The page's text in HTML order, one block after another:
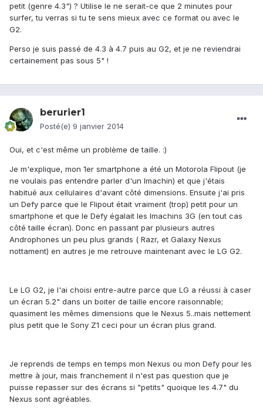
petit (genre 4.3") ? Utilise le ne serait-ce que 2 minutes pour
surfer, tu verras si tu te sens mieux avec ce format ou avec le
G2.
Perso je suis passé de 4.3 à 4.7 puis au G2, et je ne reviendrai
certainement pas sous 5" !
berurier1
Posté(e) 9 janvier 2014
Oui, et c'est même un problème de taille. :)
Je m'explique, mon 1er smartphone a été un Motorola Flipout (je
ne voulais pas entendre parler d'un Imachin) et que j'étais
habitué aux cellulaires d'avant côté dimensions. Ensuite j'ai pris
un Defy parce que le Flipout était vraiment (trop) petit pour un
smartphone et que le Defy égalait les Imachins 3G (en tout cas
côté taille écran). Donc en passant par plusieurs autres
Androphones un peu plus grands ( Razr, et Galaxy Nexus
nottament) en autres je me retrouve maintenant avec le LG G2.
Le LG G2, je l'ai choisi entre-autre parce que LG a réussi à caser
un écran 5.2" dans un boiter de taille encore raisonnable;
quasiment les mêmes dimensions que le Nexus 5..mais nettement
plus petit que le Sony Z1 ceci pour un écran plus grand.
Je reprends de temps en temps mon Nexus ou mon Defy pour les
mettre à jour, mais franchement il n'est pas question que je
puisse repasser sur des écrans si "petits" quoique les 4.7" du
Nexus sont agréables.